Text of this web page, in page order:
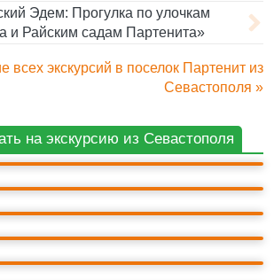
Эдем: Прогулка по улочкам
и Райским садам Партенита»
всех экскурсий в поселок Партенит из
Севастополя »
на экскурсию из Севастополя
ГУРЗУФ
ГОРА (АЮ-ДАГ)
АЙВАЗОВСКОЕ (ПАРАДИЗ)
БАХЧИСАРАЙ
ДВОРЕЦ
ГОРА АЙ-ПЕТРИ